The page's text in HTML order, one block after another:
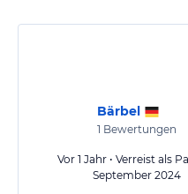
bekommen unsere Gäste in
öffentliche Verkehrsmittel
Allgemeine und
Gewähr und ohne Prüfung
jeweiligen Veranstalters.
Bärbel
1 Bewertungen
Vor 1 Jahr • Verreist als
September 2024